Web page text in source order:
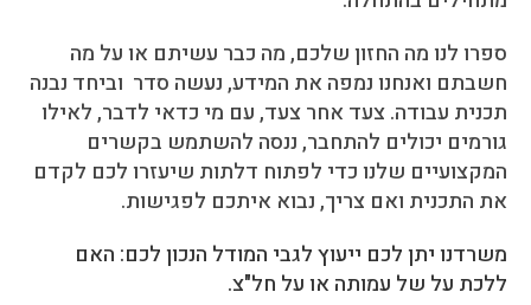
ספרו לנו מה החזון שלכם, מה כבר עשיתם או על מה
חשבתם ואנחנו נמפה את המידע, נעשה סדר וביחד נבנה
תכנית עבודה. צעד אחר צעד, עם מי כדאי לדבר, לאילו
גורמים יכולים להתחבר, ננסה להשתמש בקשרים
המקצועיים שלנו כדי לפתוח דלתות שיעזרו לכם לקדם
את התכנית ואם צריך, נבוא איתכם לפגישות.
משרדנו יתן לכם ייעוץ לגבי המודל הנכון לכם: האם
ללכת על של עמותה או על חל"צ.